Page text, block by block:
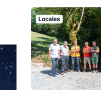
Locales